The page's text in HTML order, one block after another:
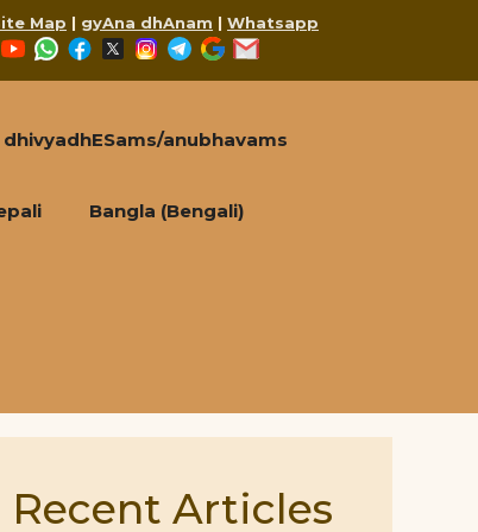
Map | gyAna dhAnam | Whatsapp
YouTubeWhatsApp
Facebook
X Instagram
Telegram
Google
dhivyadhESams/anubhavams
Bangla (Bengali)
Recent Articles